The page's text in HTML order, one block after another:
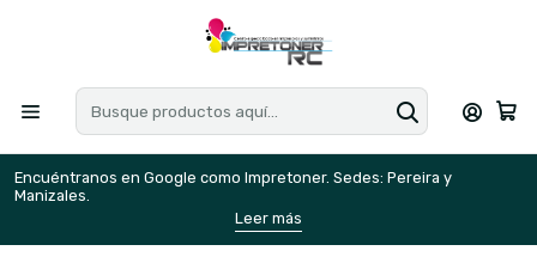
Encuéntranos en Google como Impretoner. Sedes: Pereira y
Manizales.
Leer más